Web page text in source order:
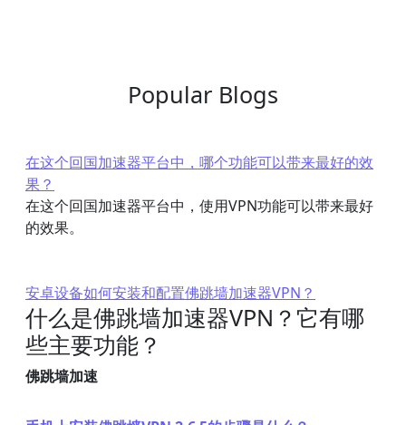
Popular Blogs
在这个回国加速器平台中，哪个功能可以带来最好的效
果？
在这个回国加速器平台中，使用VPN功能可以带来最好
的效果。
安卓设备如何安装和配置佛跳墙加速器VPN？
什么是佛跳墙加速器VPN？它有哪
些主要功能？
佛跳墙加速